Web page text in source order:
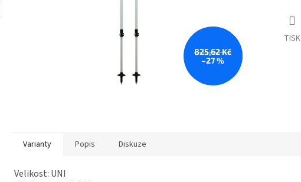
825,62 Kč
–27 %
TISK
Varianty Popis Diskuze
Velikost: UNI